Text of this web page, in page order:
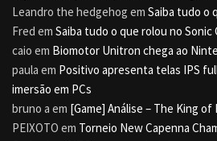
Leandro the hedgehog em Saiba tudo o
Fred em Saiba tudo o que rolou no Sonic
caio em Biomotor Unitron chega ao
paula em Positivo apresenta telas IPS
imersão em PCs
bruno a em [Game] Análise – The King of
PEIXOTO em Torneio New Capenna